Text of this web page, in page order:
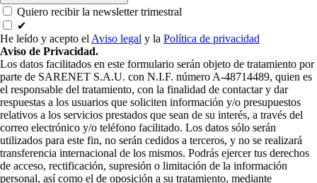
Quiero recibir la newsletter trimestral
✔
He leído y acepto el Aviso legal y la Política de privacidad
Aviso de Privacidad.
Los datos facilitados en este formulario serán objeto de tratamiento por
parte de SARENET S.A.U. con N.I.F. número A-48714489, quien es
el responsable del tratamiento, con la finalidad de contactar y dar
respuestas a los usuarios que soliciten información y/o presupuestos
relativos a los servicios prestados que sean de su interés, a través del
correo electrónico y/o teléfono facilitado. Los datos sólo serán
utilizados para este fin, no serán cedidos a terceros, y no se realizará
transferencia internacional de los mismos. Podrás ejercer tus derechos
de acceso, rectificación, supresión o limitación de la información
personal, así como el de oposición a su tratamiento, mediante